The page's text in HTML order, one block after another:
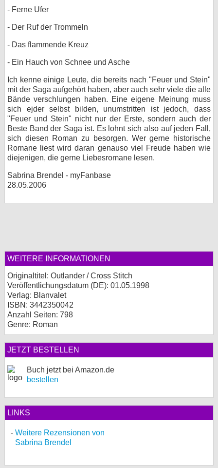
- Ferne Ufer
- Der Ruf der Trommeln
- Das flammende Kreuz
- Ein Hauch von Schnee und Asche
Ich kenne einige Leute, die bereits nach "Feuer und Stein"
mit der Saga aufgehört haben, aber auch sehr viele die alle
Bände verschlungen haben. Eine eigene Meinung muss
sich ejder selbst bilden, unumstritten ist jedoch, dass
"Feuer und Stein" nicht nur der Erste, sondern auch der
Beste Band der Saga ist. Es lohnt sich also auf jeden Fall,
sich diesen Roman zu besorgen. Wer gerne historische
Romane liest wird daran genauso viel Freude haben wie
diejenigen, die gerne Liebesromane lesen.
Sabrina Brendel - myFanbase
28.05.2006
WEITERE INFORMATIONEN
Originaltitel: Outlander / Cross Stitch
Veröffentlichungsdatum (DE): 01.05.1998
Verlag: Blanvalet
ISBN: 3442350042
Anzahl Seiten: 798
Genre: Roman
JETZT BESTELLEN
Buch jetzt bei Amazon.de
bestellen
LINKS
Weitere Rezensionen von
Sabrina Brendel